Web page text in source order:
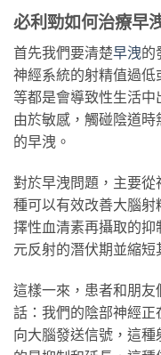
必利勁如何治療早
首先我們要清楚早洩的
神經系統的射精值過
等都是會導致性生活
由於敏感，觸碰陰道
的早洩。
對於早洩問題，主要
種可以有效改善大腦
擇性血清素再攝取的
元反射的潛伏期並縮短
這樣一來，患者和朋
話：我們的陰部神經
向大腦發送信號，這